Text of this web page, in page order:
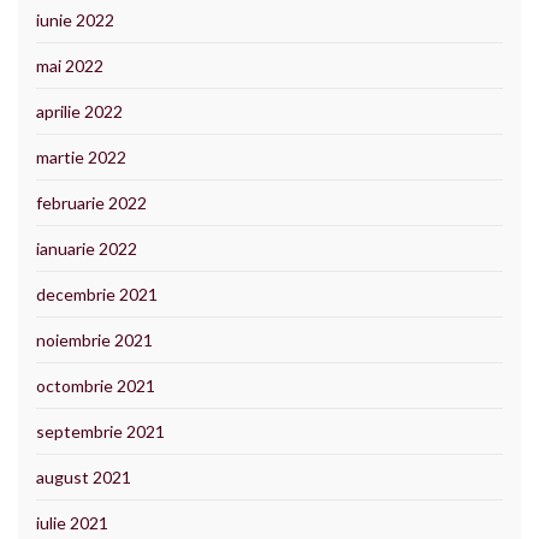
iunie 2022
mai 2022
aprilie 2022
martie 2022
februarie 2022
ianuarie 2022
decembrie 2021
noiembrie 2021
octombrie 2021
septembrie 2021
august 2021
iulie 2021